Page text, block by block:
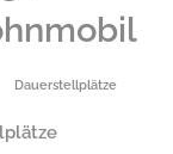
Dauerstellplätze